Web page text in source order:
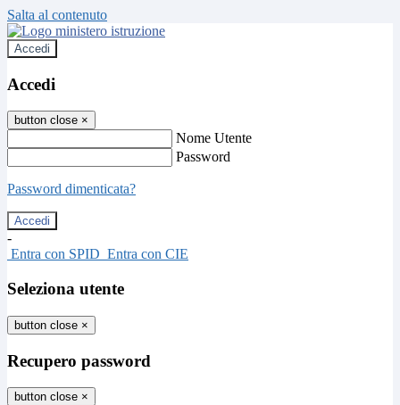
Salta al contenuto
Accedi
Accedi
button close ×
Nome Utente
Password
Password dimenticata?
-
Entra con SPID Entra con CIE
Seleziona utente
button close ×
Recupero password
button close ×